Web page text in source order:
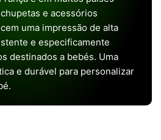
e acessórios
uma impressão de alta
e especificamente
destinados a bebés. Uma
e durável para personalizar